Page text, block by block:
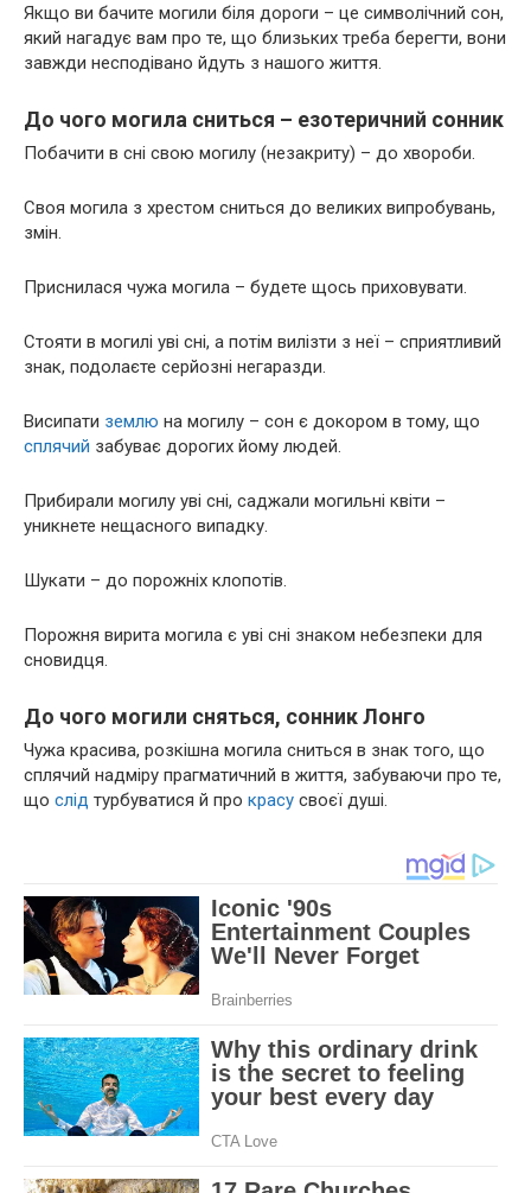
Якщо ви бачите могили біля дороги – це символічний сон,
який нагадує вам про те, що близьких треба берегти, вони
завжди несподівано йдуть з нашого життя.
До чого могила сниться – езотеричний сонник
Побачити в сні свою могилу (незакриту) – до хвороби.
Своя могила з хрестом сниться до великих випробувань,
змін.
Приснилася чужа могила – будете щось приховувати.
Стояти в могилі уві сні, а потім вилізти з неї – сприятливий
знак, подолаєте серйозні негаразди.
Висипати землю на могилу – сон є докором в тому, що
сплячий забуває дорогих йому людей.
Прибирали могилу уві сні, саджали могильні квіти –
уникнете нещасного випадку.
Шукати – до порожніх клопотів.
Порожня вирита могила є уві сні знаком небезпеки для
сновидця.
До чого могили сняться, сонник Лонго
Чужа красива, розкішна могила сниться в знак того, що
сплячий надміру прагматичний в життя, забуваючи про те,
що слід турбуватися й про красу своєї душі.